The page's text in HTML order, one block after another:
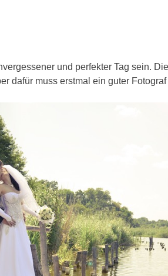
und perfekter Tag sein.
dafür muss erstmal ein guter Fotograf